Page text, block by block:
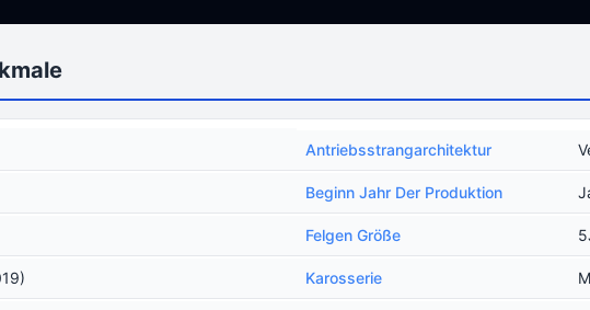
Antriebsstrangarchitektur
Beginn Jahr Der Produktion
Felgen Größe
Karosserie